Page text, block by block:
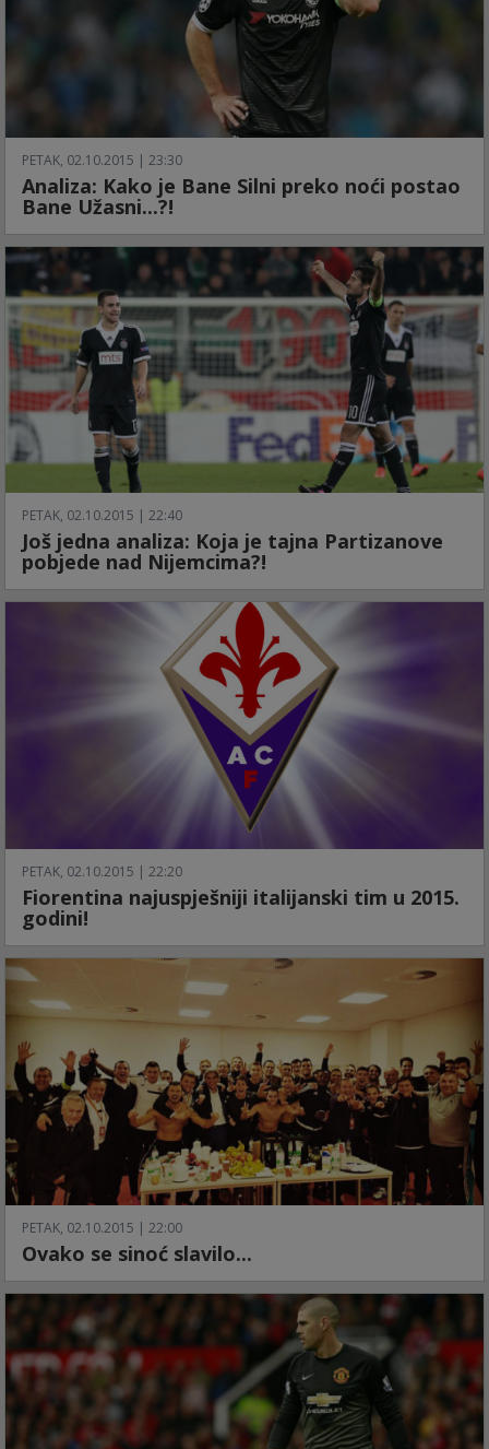
PETAK, 02.10.2015 | 23:30
Analiza: Kako je Bane Silni preko noći postao
Bane Užasni...?!
PETAK, 02.10.2015 | 22:40
Još jedna analiza: Koja je tajna Partizanove
pobjede nad Nijemcima?!
PETAK, 02.10.2015 | 22:20
Fiorentina najuspješniji italijanski tim u 2015.
godini!
PETAK, 02.10.2015 | 22:00
Ovako se sinoć slavilo...